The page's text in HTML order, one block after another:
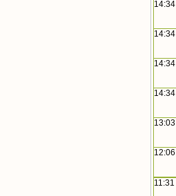
14:34
14:34
14:34
14:34
13:03
12:06
11:31